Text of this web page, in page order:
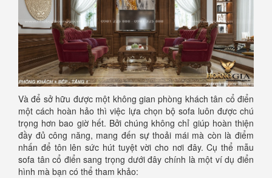
Và để sở hữu được một không gian phòng khách tân cổ điển
một cách hoàn hảo thì việc lựa chọn bộ sofa luôn được chú
trọng hơn bao giờ hết. Bởi chúng không chỉ giúp hoàn thiện
đầy đủ công năng, mang đến sự thoải mái mà còn là điểm
nhấn để tôn lên sức hút tuyệt vời cho nơi đây. Cụ thể mẫu
sofa tân cổ điển sang trọng dưới đây chính là một ví dụ điển
hình mà bạn có thể tham khảo: